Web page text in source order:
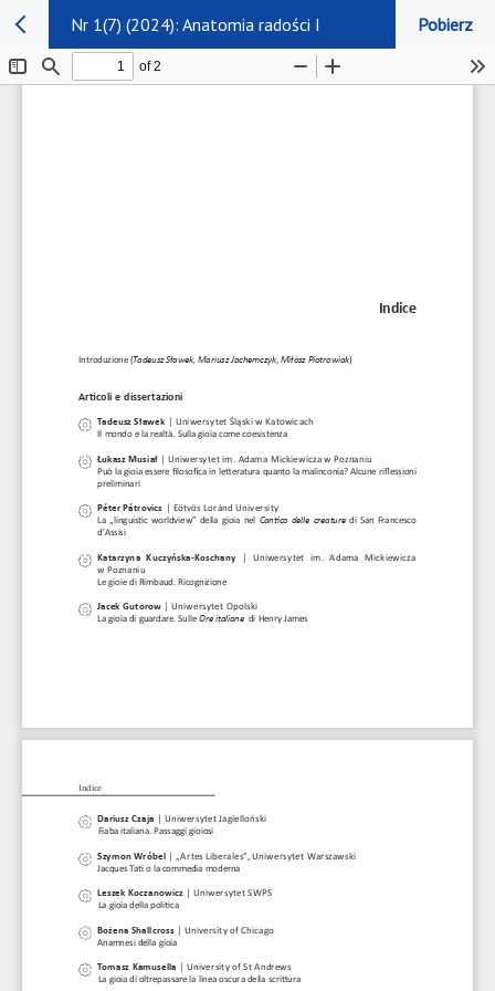
Nr 1(7) (2024): Anatomia radości I Pobierz